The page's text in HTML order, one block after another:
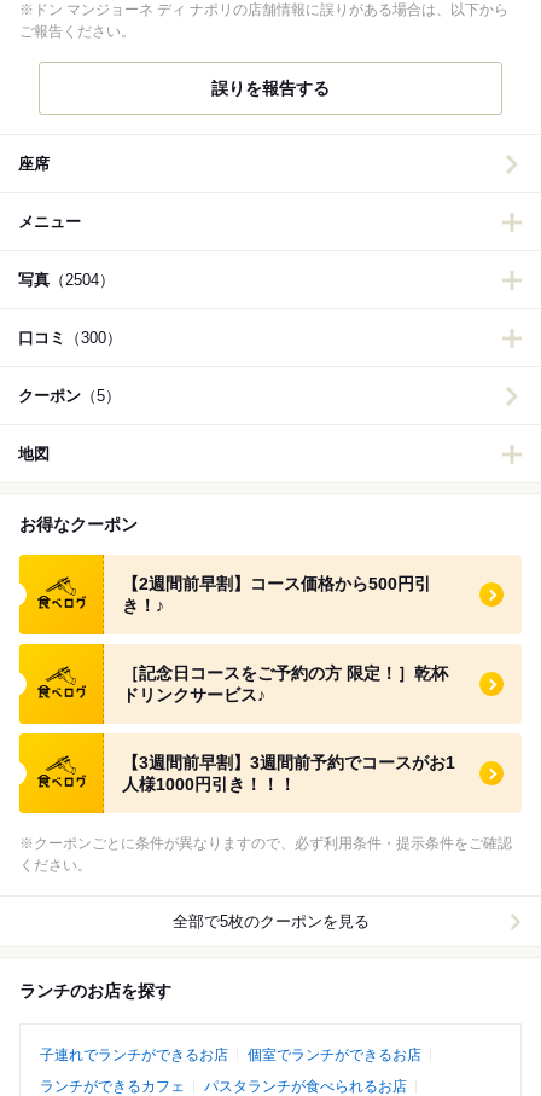
※ドン マンジョーネ ディ ナポリの店舗情報に誤りがある場合は、以下から
ご報告ください。
誤りを報告する
座席
メニュー
写真 （2504）
口コミ （300）
クーポン （5）
地図
お得なクーポン
食べログ クーポン
【2週間前早割】コース価格から500円引
き！♪
食べログ クーポン
［記念日コースをご予約の方 限定！］乾杯
ドリンクサービス♪
食べログ クーポン
【3週間前早割】3週間前予約でコースがお1
人様1000円引き！！！
※クーポンごとに条件が異なりますので、必ず利用条件・提示条件をご確認
ください。
全部で5枚のクーポンを見る
ランチのお店を探す
子連れでランチができるお店
個室でランチができるお店
ランチができるカフェ
パスタランチが食べられるお店